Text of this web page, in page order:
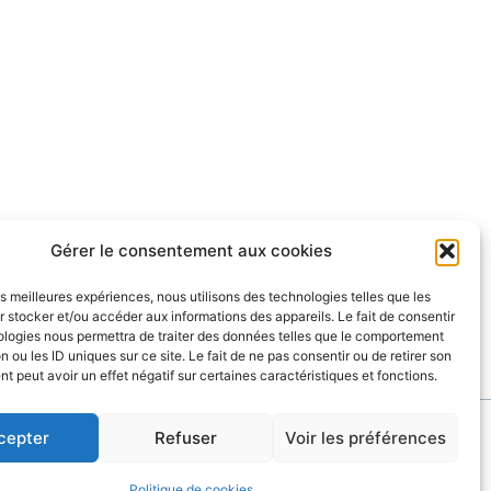
Gérer le consentement aux cookies
meilleures expériences, nous utilisons des technologies telles que les
stocker et/ou accéder aux informations des appareils. Le fait de consentir
nous permettra de traiter des données telles que le comportement
ou les ID uniques sur ce site. Le fait de ne pas consentir ou de retirer son
peut avoir un effet négatif sur certaines caractéristiques et fonctions.
Refuser Voir les préférences
| Mentions légales